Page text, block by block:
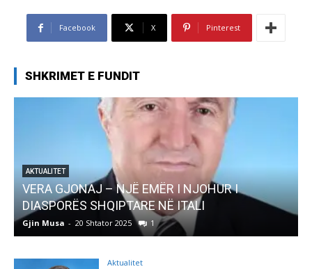
Facebook X Pinterest
SHKRIMET E FUNDIT
AKTUALITET
Pregaditi Gjin Musa-Rome- Shtator 2025
Gjin Musa 8 Shtator 2025 0
Aktualitet